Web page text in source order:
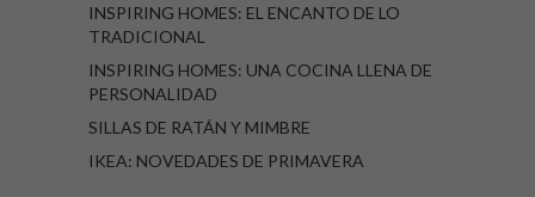
INSPIRING HOMES: EL ENCANTO DE LO
TRADICIONAL
INSPIRING HOMES: UNA COCINA LLENA DE
PERSONALIDAD
SILLAS DE RATÁN Y MIMBRE
IKEA: NOVEDADES DE PRIMAVERA